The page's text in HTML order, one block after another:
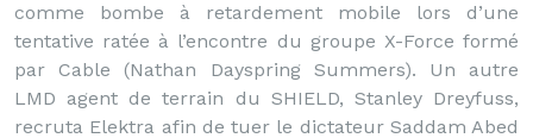
comme bombe à retardement mobile lors d’une
tentative ratée à l’encontre du groupe X-Force formé
par Cable (Nathan Dayspring Summers). Un autre
LMD agent de terrain du SHIELD, Stanley Dreyfuss,
recruta Elektra afin de tuer le dictateur Saddam Abed